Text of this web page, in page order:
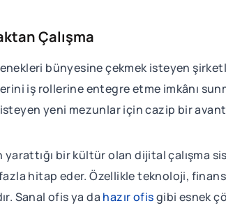
Çalışma
bünyesine çekmek isteyen
iş rollerine entegre etme imkânı
yeni mezunlar için cazip bir
yarattığı bir kültür olan dijital çalışma
hitap eder. Özellikle teknoloji,
Sanal ofis ya da hazır ofisgibi esnek